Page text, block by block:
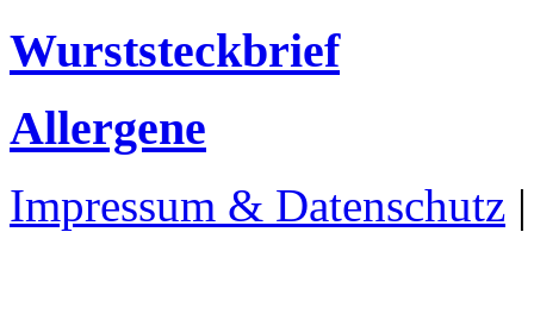
Wurststeckbrief
Allergene
Impressum & Datenschutz